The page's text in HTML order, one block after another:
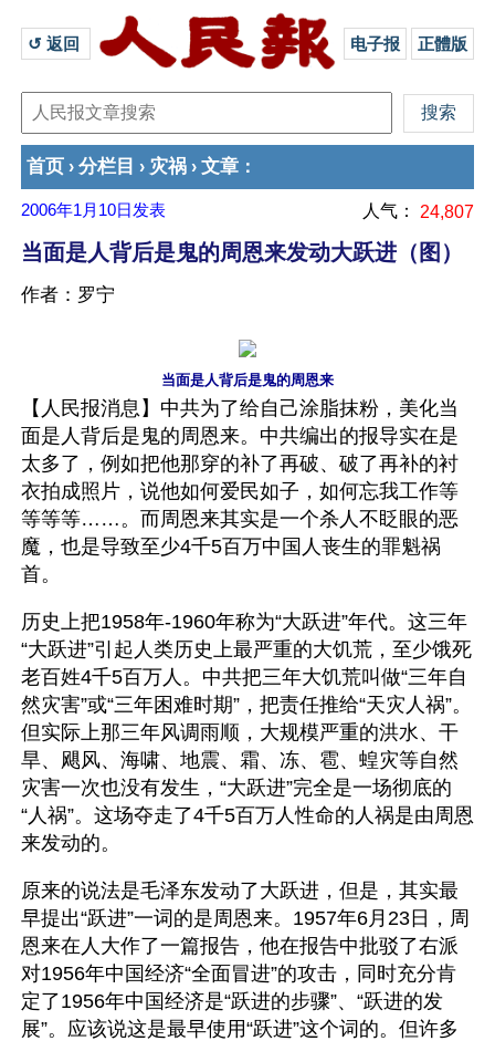
↺ 返回 电子报 正體版
首页 › 分栏目 › 灾祸 › 文章 ：
2006年1月10日 发表 人气： 24,807
当面是人背后是鬼的周恩来发动大跃进（图）
作者：罗宁
当面是人背后是鬼的周恩来
【人民报消息】中共为了给自己涂脂抹粉，美化当
面是人背后是鬼的周恩来。中共编出的报导实在是
太多了，例如把他那穿的补了再破、破了再补的衬
衣拍成照片，说他如何爱民如子，如何忘我工作等
等等等……。而周恩来其实是一个杀人不眨眼的恶
魔，也是导致至少4千5百万中国人丧生的罪魁祸
首。
历史上把1958年-1960年称为“大跃进”年代。这三年
“大跃进”引起人类历史上最严重的大饥荒，至少饿死
老百姓4千5百万人。中共把三年大饥荒叫做“三年自
然灾害”或“三年困难时期”，把责任推给“天灾人祸”。
但实际上那三年风调雨顺，大规模严重的洪水、干
旱、飓风、海啸、地震、霜、冻、雹、蝗灾等自然
灾害一次也没有发生，“大跃进”完全是一场彻底的
“人祸”。这场夺走了4千5百万人性命的人祸是由周恩
来发动的。
原来的说法是毛泽东发动了大跃进，但是，其实最
早提出“跃进”一词的是周恩来。1957年6月23日，周
恩来在人大作了一篇报告，他在报告中批驳了右派
对1956年中国经济“全面冒进”的攻击，同时充分肯
定了1956年中国经济是“跃进的步骤”、“跃进的发
展”。应该说这是最早使用“跃进”这个词的。但许多